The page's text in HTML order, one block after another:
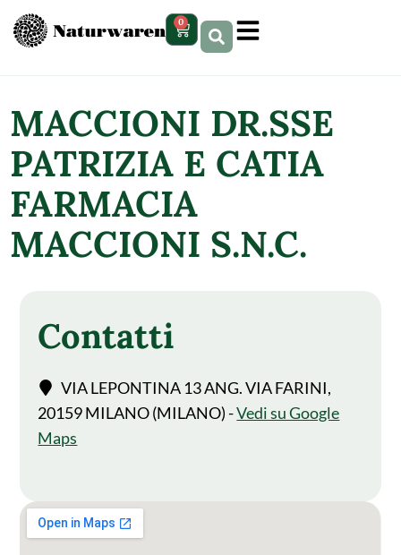
contenuto 0
MACCIONI DR.SSE
PATRIZIA E CATIA
FARMACIA
MACCIONI S.N.C.
Contatti
VIA LEPONTINA 13 ANG. VIA FARINI,
20159 MILANO (MILANO) -Vedi su Google
Maps